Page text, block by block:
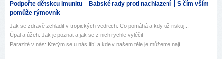
Podpořte dětskou imunitu Babské rady proti nachlazení
S čím vším
pomůže rýmovník
Jak se zdravě zchladit v tropických vedrech: Co pomáhá a kdy už riskuj...
Úpal a úžeh: Jak je poznat a jak se z nich rychle vyléčit
Parazité v nás: Kterým se u nás líbí a kde v našem těle je můžeme nají...